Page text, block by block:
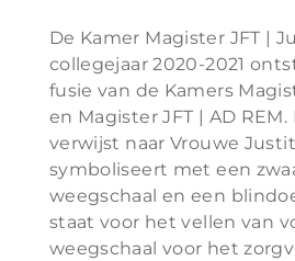
De Kamer Magister JFT |
collegejaar 2020-2021
fusie van de Kamers
en Magister JFT | AD REM.
verwijst naar Vrouwe
symboliseert met een
weegschaal en een
staat voor het vellen van
weegschaal voor het